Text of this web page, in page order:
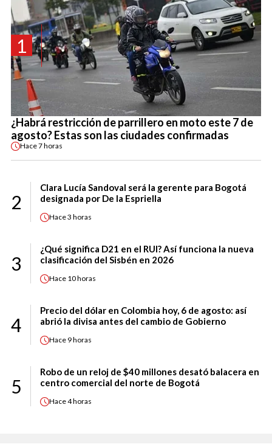
1
¿Habrá restricción de parrillero en moto este 7 de
agosto? Estas son las ciudades confirmadas
Hace7 horas
2
Clara Lucía Sandoval será la gerente para Bogotá
designada por De la Espriella
Hace3 horas
3
¿Qué significa D21 en el RUI? Así funciona la nueva
clasificación del Sisbén en 2026
Hace 10 horas
4
Precio del dólar en Colombia hoy, 6 de agosto: así
abrió la divisa antes del cambio de Gobierno
Hace 9 horas
5
Robo de un reloj de $40 millones desató balacera en
centro comercial del norte de Bogotá
Hace4 horas